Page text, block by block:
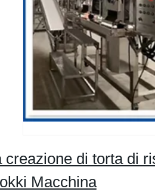
creazione di torta di
Macchina